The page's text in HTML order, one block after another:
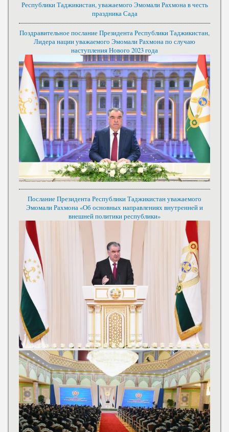
Республики Таджикистан, уважаемого Эмомали Рахмона в честь
праздника Сада
Поздравительное послание Президента Республики Таджикистан,
Лидера нации уважаемого Эмомали Рахмона по случаю
наступления Нового 2023 года
Послание Президента Республики Таджикистан уважаемого
Эмомали Рахмона «Об основных направлениях внутренней и
внешней политики республики»